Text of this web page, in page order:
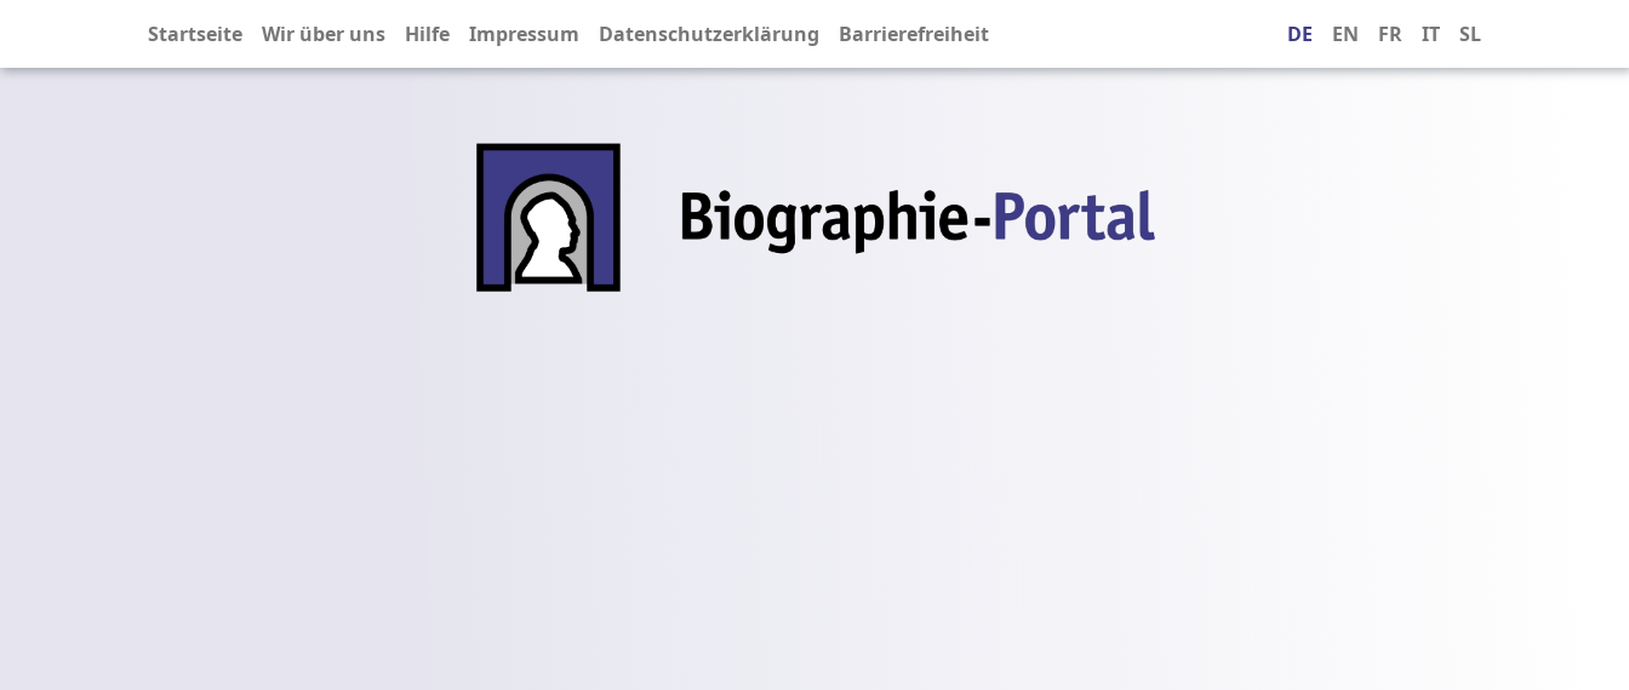
Startseite Wir über uns Hilfe Impressum Datenschutzerklärung Barrierefreiheit DE EN FR IT SL